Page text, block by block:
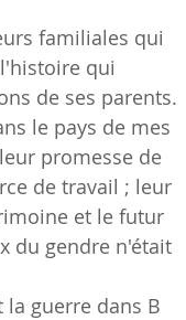
familiales qui
qui
de ses parents.
le pays de mes
promesse de
de travail ; leur
et le futur
du gendre n'était
guerre dans B